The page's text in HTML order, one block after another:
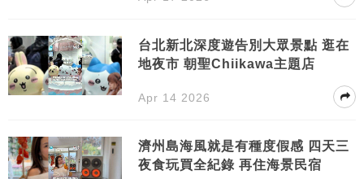
台北新北深度遊告別大眾景點 逛在
地夜市 朝聖Chiikawa主題店
Apr 14 2026
濟州島海風就是有種度假感 四天三
夜食玩買全紀錄 再住海景民宿